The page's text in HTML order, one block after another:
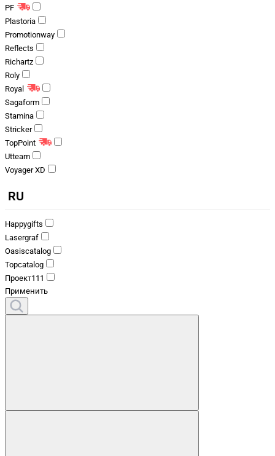
PF
Plastoria
Promotionway
Reflects
Richartz
Roly
Royal
Sagaform
Stamina
Stricker
TopPoint
Utteam
Voyager XD
RU
Happygifts
Lasergraf
Oasiscatalog
Topcatalog
Проект111
Применить